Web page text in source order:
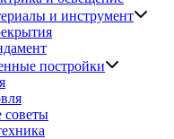
и инструмент
постройки
советы